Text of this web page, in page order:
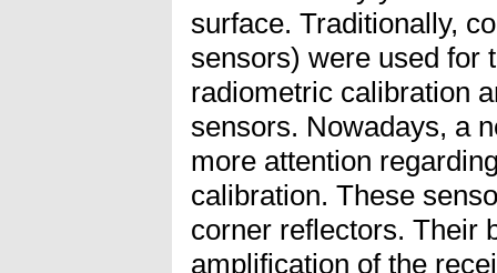
surface. Traditionally,
sensors) were used for
radiometric calibration
sensors. Nowadays, a
more attention
calibration. These
corner reflectors. Their
amplification of the